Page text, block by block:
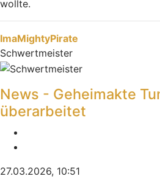
wollte.
Nach oben
ImaMightyPirate
Schwertmeister
News - Geheimakte
überarbeitet
27.03.2026, 10:51